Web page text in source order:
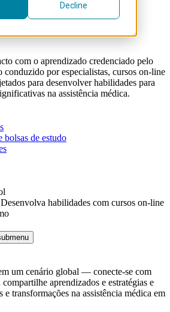
Decline
com o aprendizado credenciado pelo
por especialistas, cursos on-line
para desenvolver habilidades para
na assistência médica.
bolsas de estudo
habilidades com cursos on-line
um cenário global — conecte-se com
aprendizados e estratégias e
e transformações na assistência médica em